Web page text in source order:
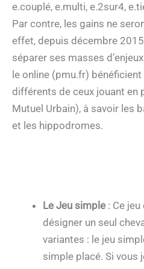
e.couplé, e.multi, e.2sur4,
Par contre, les gains ne
effet, depuis décembre
séparer ses masses
le online (pmu.fr)
différents de ceux jouant en
Mutuel Urbain), à savoir les
et les hippodromes.
Le Jeu simple : Ce
désigner un seul
variantes : le jeu
simple placé. Si vous